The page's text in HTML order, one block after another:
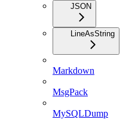
JSON
LineAsString
Markdown
MsgPack
MySQLDump